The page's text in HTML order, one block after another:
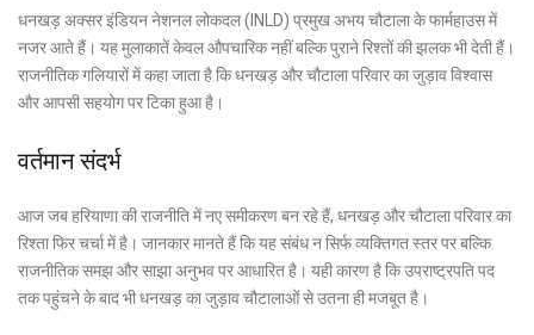
धनखड़ अक्सर इंडियन नेशनल लोकदल (INLD) प्रमुख अभय चौटाला के फार्महाउस में
नजर आते हैं। यह मुलाकातें केवल औपचारिक नहीं बल्कि पुराने रिश्तों की झलक भी देती हैं।
राजनीतिक गलियारों में कहा जाता है कि धनखड़ और चौटाला परिवार का जुड़ाव विश्वास
और आपसी सहयोग पर टिका हुआ है।
वर्तमान संदर्भ
आज जब हरियाणा की राजनीति में नए समीकरण बन रहे हैं, धनखड़ और चौटाला परिवार का
रिश्ता फिर चर्चा में है। जानकार मानते हैं कि यह संबंध न सिर्फ व्यक्तिगत स्तर पर बल्कि
राजनीतिक समझ और साझा अनुभव पर आधारित है। यही कारण है कि उपराष्ट्रपति पद
तक पहुंचने के बाद भी धनखड़ का जुड़ाव चौटालाओं से उतना ही मजबूत है।